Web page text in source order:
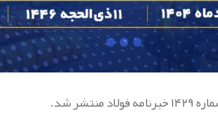
شد.